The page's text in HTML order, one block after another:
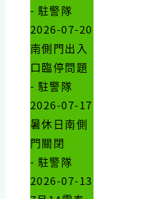
- 駐警隊
2026-07-20
南側門出入
口臨停問題
- 駐警隊
2026-07-17
暑休日南側
門關閉
- 駐警隊
2026-07-13